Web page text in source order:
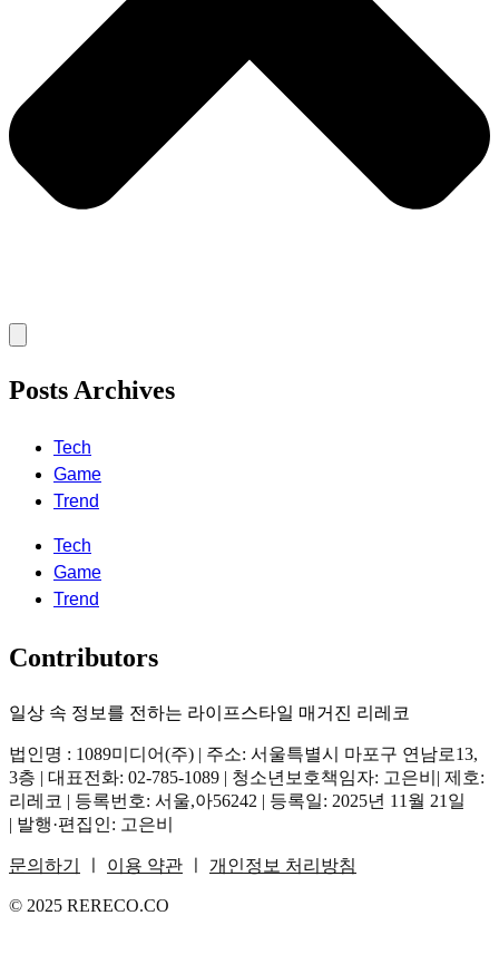
Posts Archives
Tech
Game
Trend
Tech
Game
Trend
Contributors
일상 속 정보를 전하는 라이프스타일 매거진 리레코
법인명 : 1089미디어(주) | 주소: 서울특별시 마포구 연남로13,
3층 | 대표전화: 02-785-1089 | 청소년보호책임자: 고은비| 제호:
리레코 | 등록번호: 서울,아56242 | 등록일: 2025년 11월 21일
| 발행·편집인: 고은비
문의하기 이용 약관 개인정보 처리방침
© 2025 RERECO.CO